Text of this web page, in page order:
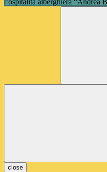
close